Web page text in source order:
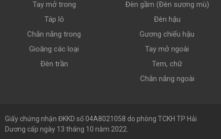
Tay mở trong
Táp lô
Chắn nắng trong
Gioăng các loại
Đèn trần
Đèn gầm (Đèn sương mù)
Đèn hậu
Gương chiếu hậu
Tay mở ngoài
Tem, chữ
Chắn nắng ngoài
Giấy chứng nhận ĐKKD số 04A8021058 do phòng TCKH TP Hải
Dương cấp ngày 13 tháng 10 năm 2022.